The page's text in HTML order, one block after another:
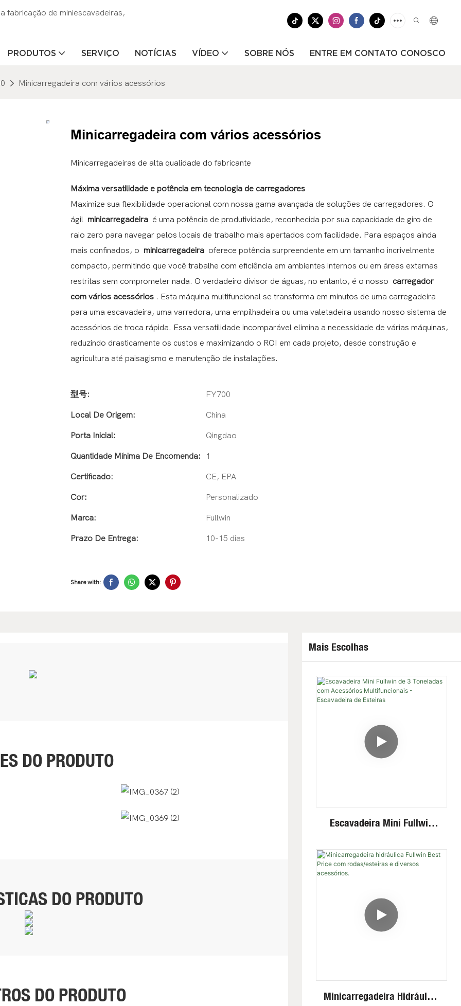
fabricação de miniescavadeiras,
PRODUTOS SERVIÇO NOTÍCIAS VÍDEO SOBRE NÓS ENTRE EM CONTATO CONOSCO
Minicarregadeira com vários acessórios
Minicarregadeira com vários acessórios
Minicarregadeiras de alta qualidade do fabricante
Máxima versatilidade e potência em tecnologia de carregadores
Maximize sua flexibilidade operacional com nossa gama avançada de soluções de carregadores. O
ágil minicarregadeira é uma potência de produtividade, reconhecida por sua capacidade de giro de
raio zero para navegar pelos locais de trabalho mais apertados com facilidade. Para espaços ainda
mais confinados, o minicarregadeira oferece potência surpreendente em um tamanho incrivelmente
compacto, permitindo que você trabalhe com eficiência em ambientes internos ou em áreas externas
restritas sem comprometer nada. O verdadeiro divisor de águas, no entanto, é o nosso carregador
com vários acessórios . Esta máquina multifuncional se transforma em minutos de uma carregadeira
para uma escavadeira, uma varredora, uma empilhadeira ou uma valetadeira usando nosso sistema de
acessórios de troca rápida. Essa versatilidade incomparável elimina a necessidade de várias máquinas,
reduzindo drasticamente os custos e maximizando o ROI em cada projeto, desde construção e
agricultura até paisagismo e manutenção de instalações.
型号: FY700
Local De Origem: China
Porta Inicial: Qingdao
Quantidade Mínima De Encomenda: 1
Certificado: CE, EPA
Cor: Personalizado
Marca: Fullwin
Prazo De Entrega: 10-15 dias
Share with:
DO PRODUTO
DO PRODUTO
DO PRODUTO
Mais Escolhas
Escavadeira Mini Fullwin
Acessórios Multifuncionais
- Escavadeira De Esteiras
Minicarregadeira Hidráulica